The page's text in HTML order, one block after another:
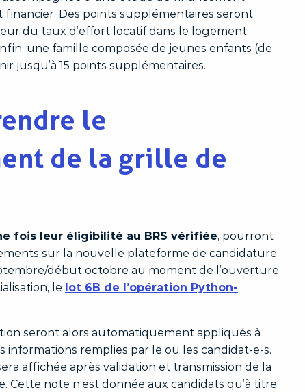
financier. Des points supplémentaires seront
du taux d’effort locatif dans le logement
une famille composée de jeunes enfants (de
jusqu’à 15 points supplémentaires.
le
de la grille de
fois leur éligibilité au BRS vérifiée, pourront
sur la nouvelle plateforme de candidature.
début octobre au moment de l’ouverture
le lot 6B de l’opération Python-
seront alors automatiquement appliqués à
informations remplies par le ou les candidat-e-s.
affichée après validation et transmission de la
Cette note n’est donnée aux candidats qu’à titre